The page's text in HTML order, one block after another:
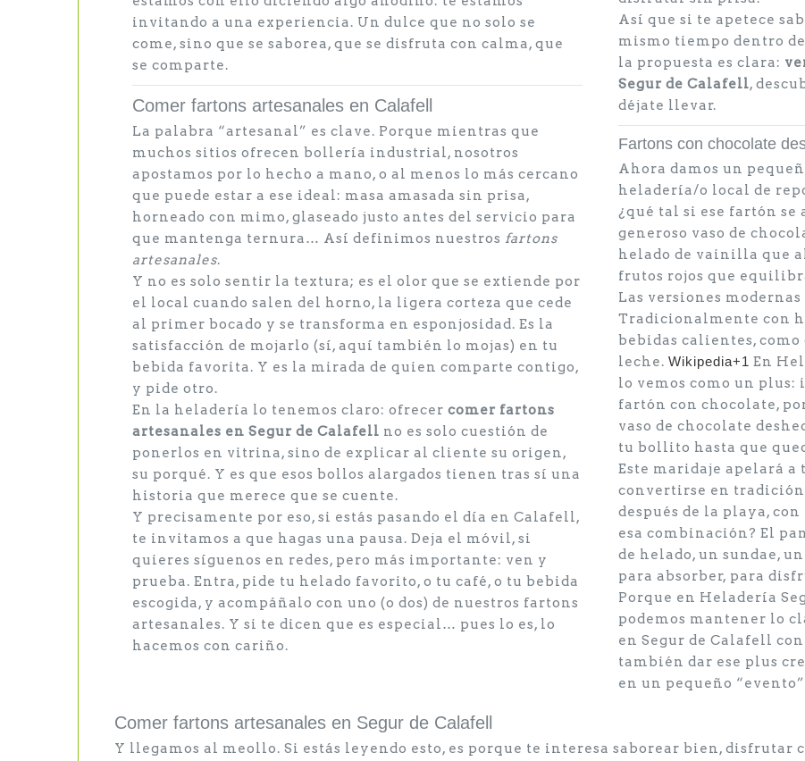
invitando a una experiencia. Un dulce que no solo se
come, sino que se saborea, que se disfruta con calma, que
se comparte.
Comer fartons artesanales en Calafell
La palabra “artesanal” es clave. Porque mientras que
muchos sitios ofrecen bollería industrial, nosotros
apostamos por lo hecho a mano, o al menos lo más cercano
que puede estar a ese ideal: masa amasada sin prisa,
horneado con mimo, glaseado justo antes del servicio para
que mantenga ternura… Así definimos nuestros fartons
artesanales.
Y no es solo sentir la textura; es el olor que se extiende por
el local cuando salen del horno, la ligera corteza que cede
al primer bocado y se transforma en esponjosidad. Es la
satisfacción de mojarlo (sí, aquí también lo mojas) en tu
bebida favorita. Y es la mirada de quien comparte contigo,
y pide otro.
En la heladería lo tenemos claro: ofrecer comer fartons
artesanales en Segur de Calafell no es solo cuestión de
ponerlos en vitrina, sino de explicar al cliente su origen,
su porqué. Y es que esos bollos alargados tienen tras sí una
historia que merece que se cuente.
Y precisamente por eso, si estás pasando el día en Calafell,
te invitamos a que hagas una pausa. Deja el móvil, si
quieres síguenos en redes, pero más importante: ven y
prueba. Entra, pide tu helado favorito, o tu café, o tu bebida
escogida, y acompáñalo con uno (o dos) de nuestros fartons
artesanales. Y si te dicen que es especial… pues lo es, lo
hacemos con cariño.
Así que si te apetece
mismo tiempo dentro
la propuesta es clara:
Segur de Calafell,
déjate llevar.
Fartons con chocolate
Ahora damos un
heladería/o local de
¿qué tal si ese fartón se
generoso vaso de
helado de vainilla que
frutos rojos que
Las versiones
Tradicionalmente con
bebidas calientes, como
leche. Wikipedia+1 En
lo vemos como un
fartón con chocolate,
vaso de chocolate
tu bollito hasta que
Este maridaje apelará a
convertirse en
después de la playa,
esa combinación? El
de helado, un sundae,
para absorber, para
Porque en Heladería
podemos mantener lo
en Segur de Calafell
también dar ese plus
en un pequeño
Comer fartons artesanales en Segur de Calafell
Y llegamos al meollo. Si estás leyendo esto, es porque te interesa saborear bien, disfrutar